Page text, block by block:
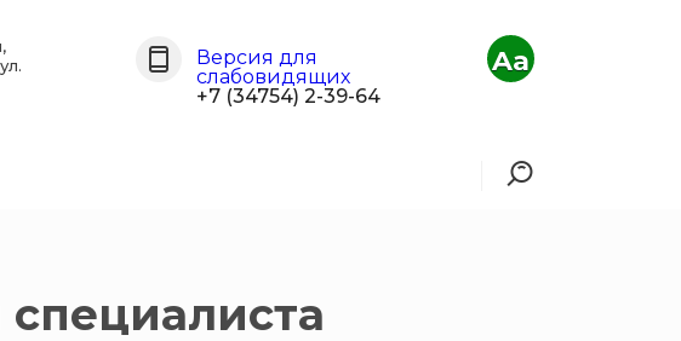
Версия для
слабовидящих
+7 (34754) 2-39-64
Aa